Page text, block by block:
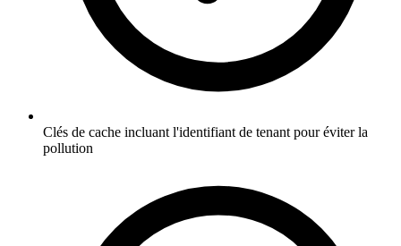
Clés de cache incluant l'identifiant de tenant pour éviter la
pollution